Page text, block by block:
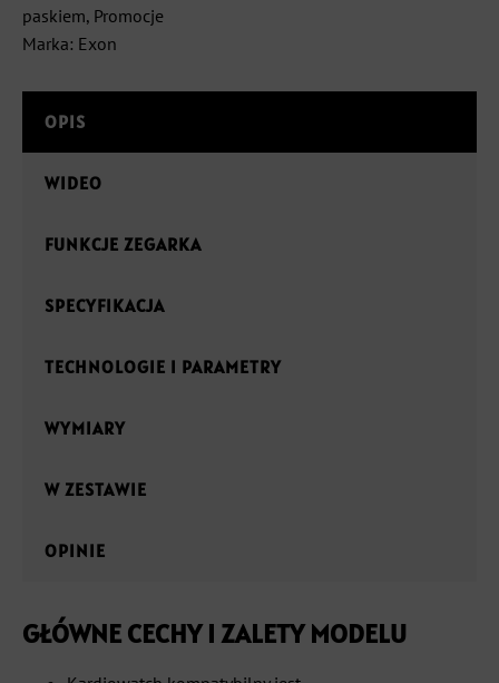
paskiem, Promocje
Marka: Exon
OPIS
WIDEO
FUNKCJE ZEGARKA
SPECYFIKACJA
TECHNOLOGIE I PARAMETRY
WYMIARY
W ZESTAWIE
OPINIE
GŁÓWNE CECHY I ZALETY MODELU